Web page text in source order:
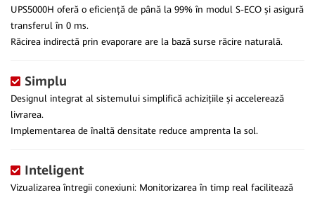
UPS5000H oferă o eficiență de până la 99% în modul S-ECO și asigură
transferul în 0 ms.
Răcirea indirectă prin evaporare are la bază surse răcire naturală.
Simplu
Designul integrat al sistemului simplifică achizițiile și accelerează
livrarea.
Implementarea de înaltă densitate reduce amprenta la sol.
Inteligent
Vizualizarea întregii conexiuni: Monitorizarea în timp real facilitează